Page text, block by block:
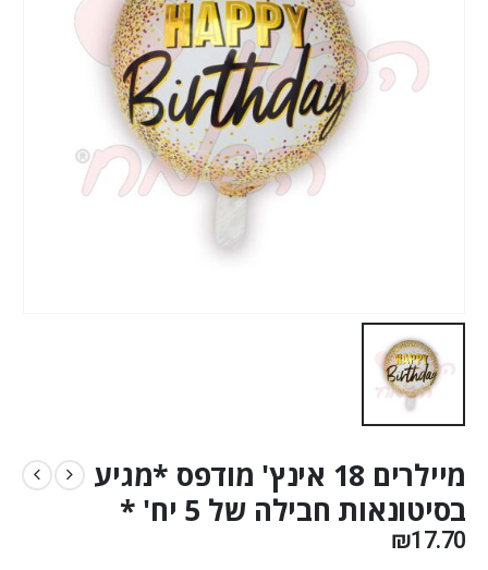
מיילרים 18 אינץ' מודפס *מגיע
בסיטונאות חבילה של 5 יח' *
₪17.70